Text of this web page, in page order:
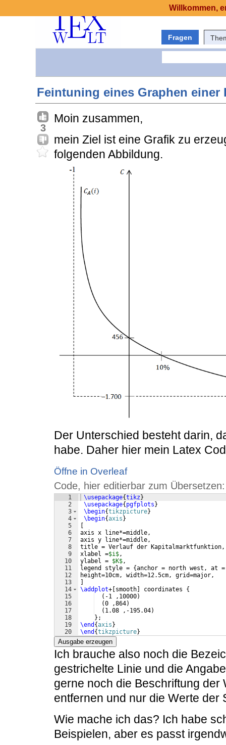
Fragen
Feintuning eines Graphen einer
3
Moin zusammen,
mein Ziel ist eine Grafik zu
folgenden Abbildung.
Der Unterschied besteht darin,
habe. Daher hier mein Latex
Öffne in Overleaf
Code, hier editierbar zum Übersetzen:
1
2
3
4
5
6
7
8
9
10
11
12
13
14
15
16
17
18
19
20
\usepackage{tikz }
\usepackage{ pgfplots }
\begin{tikzpicture}
\begin{axis }
axis x line*=middle,
axis y line*=middle,
title = Verlauf der Kapitalmarktfunktion,
xlabel =$i$,
ylabel = $K$,
legend style = {anchor = north west, at
height=10cm, width=12.5cm, grid=major,
\addplot+ smooth coordinates {
( -1 ,10000)
(0 ,864)
( 1.08 ,-195.04)
} ;
\end {axis }
\end {tikzpicture}
Ausgabe erzeugen
Ich brauche also noch die
gestrichelte Linie und die
gerne noch die Beschriftung der
entfernen und nur die Werte der
Wie mache ich das? Ich habe
Beispielen, aber es passt
Willkommen,